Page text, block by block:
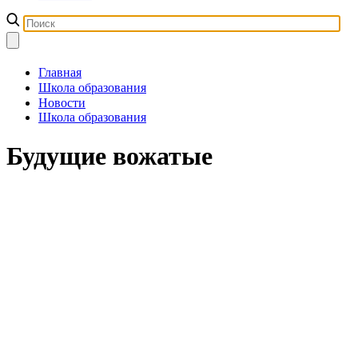
Главная
Школа образования
Новости
Школа образования
Будущие вожатые